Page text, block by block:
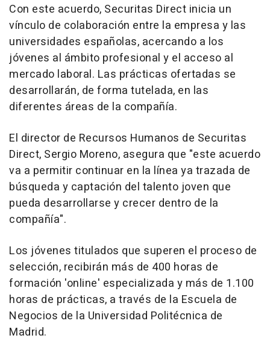
Con este acuerdo, Securitas Direct inicia un
vínculo de colaboración entre la empresa y las
universidades españolas, acercando a los
jóvenes al ámbito profesional y el acceso al
mercado laboral. Las prácticas ofertadas se
desarrollarán, de forma tutelada, en las
diferentes áreas de la compañía.
El director de Recursos Humanos de Securitas
Direct, Sergio Moreno, asegura que "este acuerdo
va a permitir continuar en la línea ya trazada de
búsqueda y captación del talento joven que
pueda desarrollarse y crecer dentro de la
compañía".
Los jóvenes titulados que superen el proceso de
selección, recibirán más de 400 horas de
formación 'online' especializada y más de 1.100
horas de prácticas, a través de la Escuela de
Negocios de la Universidad Politécnica de
Madrid.